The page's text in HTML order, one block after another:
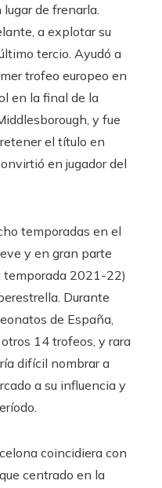
de frenarla.
a explotar su
tercio. Ayudó a
trofeo europeo en
en la final de la
y fue
el título en
en jugador del
temporadas en el
y en gran parte
temporada 2021-22)
Durante
de España,
14 trofeos, y rara
difícil nombrar a
a su influencia y
coincidiera con
centrado en la